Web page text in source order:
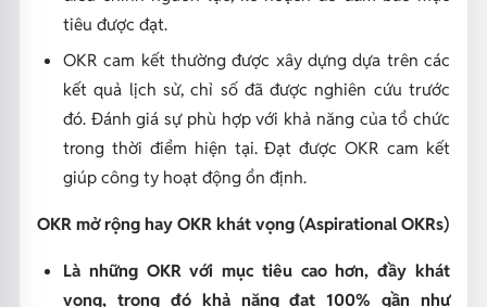
tiêu được đạt.
OKR cam kết thường được xây dựng dựa trên các
kết quả lịch sử, chỉ số đã được nghiên cứu trước
đó. Đánh giá sự phù hợp với khả năng của tổ chức
trong thời điểm hiện tại. Đạt được OKR cam kết
giúp công ty hoạt động ổn định.
OKR mở rộng hay OKR khát vọng (Aspirational OKRs)
Là những OKR với mục tiêu cao hơn, đầy khát
vọng, trong đó khả năng đạt 100% gần như